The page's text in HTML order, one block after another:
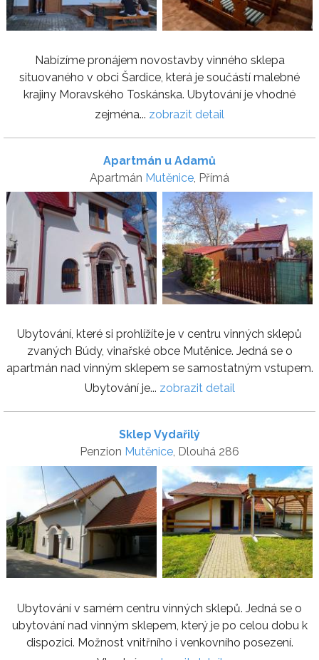
Nabízíme pronájem novostavby vinného sklepa
situovaného v obci Šardice, která je součástí malebné
krajiny Moravského Toskánska. Ubytování je vhodné
zejména... zobrazit detail
Apartmán u Adamů
Apartmán Mutěnice, Přímá
Ubytování, které si prohlížíte je v centru vinných sklepů
zvaných Búdy, vinařské obce Mutěnice. Jedná se o
apartmán nad vinným sklepem se samostatným vstupem.
Ubytování je... zobrazit detail
Sklep Vydařilý
Penzion Mutěnice, Dlouhá 286
Ubytování v samém centru vinných sklepů. Jedná se o
ubytování nad vinným sklepem, který je po celou dobu k
dispozici. Možnost vnitřního i venkovního posezení.